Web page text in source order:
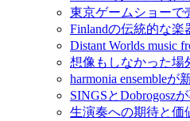
東京ゲームショーで
Finlandの伝統的な
Distant Worlds
想像もしなかった場
harmonia ensemble
SINGSとDobrogosz
生演奏への期待と価